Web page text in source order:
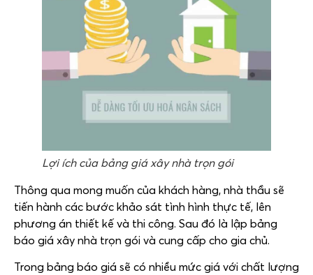
Lợi ích của bảng giá xây nhà trọn gói
Thông qua mong muốn của khách hàng, nhà thầu sẽ
tiến hành các bước khảo sát tình hình thực tế, lên
phương án thiết kế và thi công. Sau đó là lập bảng
báo giá xây nhà trọn gói và cung cấp cho gia chủ.
Trong bảng báo giá sẽ có nhiều mức giá với chất lượng